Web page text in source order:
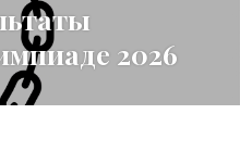
2026